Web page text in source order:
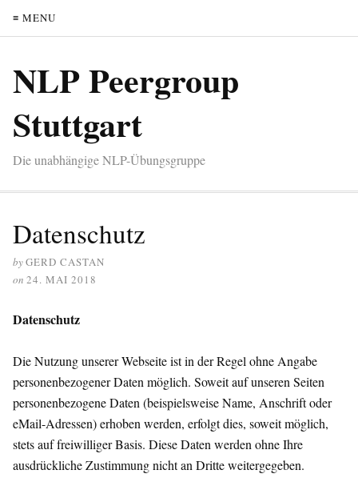
≡ MENU
NLP Peergroup
Stuttgart
Die unabhängige NLP-Übungsgruppe
Datenschutz
byGERD CASTAN
on 24. MAI 2018
Datenschutz
Die Nutzung unserer Webseite ist in der Regel ohne Angabe
personenbezogener Daten möglich. Soweit auf unseren Seiten
personenbezogene Daten (beispielsweise Name, Anschrift oder
eMail-Adressen) erhoben werden, erfolgt dies, soweit möglich,
stets auf freiwilliger Basis. Diese Daten werden ohne Ihre
ausdrückliche Zustimmung nicht an Dritte weitergegeben.